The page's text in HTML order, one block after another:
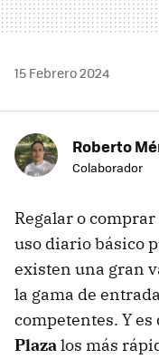
15 Febrero 2024
Roberto
Colaborador
Regalar o
uso diario básico
existen una gran
la gama de
competentes. Y es
Plazalos más